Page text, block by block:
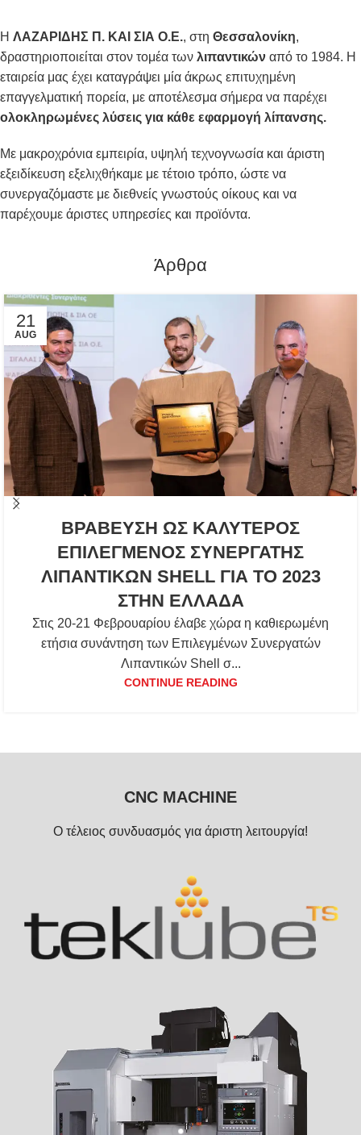
Η ΛΑΖΑΡΙΔΗΣ Π. ΚΑΙ ΣΙΑ Ο.Ε., στη Θεσσαλονίκη,
δραστηριοποιείται στον τομέα των λιπαντικών από το 1984. Η
εταιρεία μας έχει καταγράψει μία άκρως επιτυχημένη
επαγγελματική πορεία, με αποτέλεσμα σήμερα να παρέχει
ολοκληρωμένες λύσεις για κάθε εφαρμογή λίπανσης.
Με μακροχρόνια εμπειρία, υψηλή τεχνογνωσία και άριστη
εξειδίκευση εξελιχθήκαμε με τέτοιο τρόπο, ώστε να
συνεργαζόμαστε με διεθνείς γνωστούς οίκους και να
παρέχουμε άριστες υπηρεσίες και προϊόντα.
Άρθρα
21
AUG
ΒΡΑΒΕΥΣΗ ΩΣ ΚΑΛΥΤΕΡΟΣ
ΕΠΙΛΕΓΜΕΝΟΣ ΣΥΝΕΡΓΑΤΗΣ
ΛΙΠΑΝΤΙΚΩΝ SHELL ΓΙΑ ΤΟ 2023
ΣΤΗΝ ΕΛΛΑΔΑ
Στις 20-21 Φεβρουαρίου έλαβε χώρα η καθιερωμένη
ετήσια συνάντηση των Επιλεγμένων Συνεργατών
Λιπαντικών Shell σ...
CONTINUE READING
CNC MACHINE
Ο τέλειος συνδυασμός για άριστη λειτουργία!